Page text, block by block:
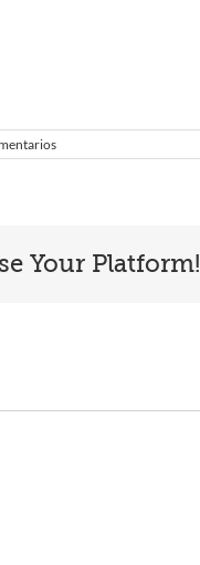
Your Platform!